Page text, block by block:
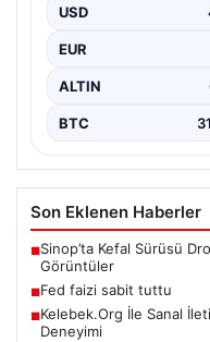
USD
EUR
ALTIN
BTC
Son Eklenen Haberler
■Sinop’ta Kefal Sürüsü
Görüntüler
■Fed faizi sabit tuttu
■Kelebek.Org İle Sanal
Deneyimi